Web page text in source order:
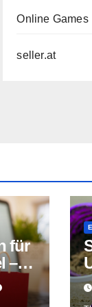
Online Games
seller.at
für
–